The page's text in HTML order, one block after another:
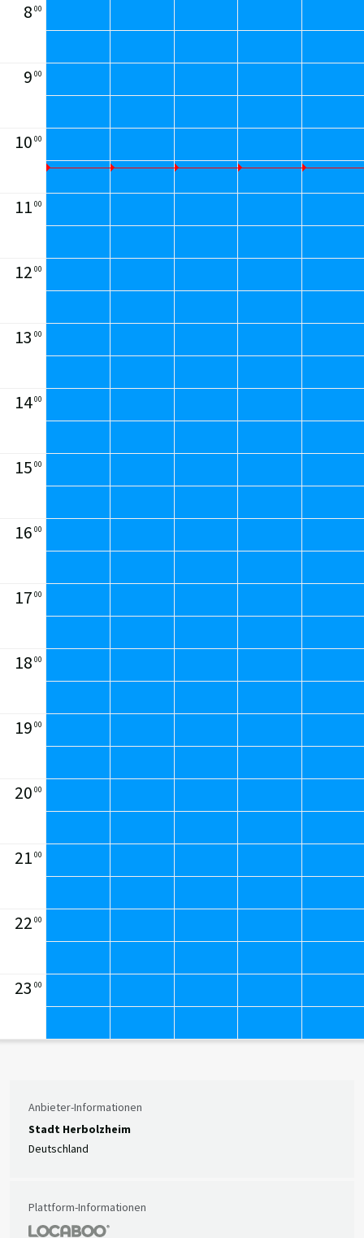
8 00
9 00
10 00
11 00
12 00
13 00
1400
15 00
16 00
17 00
18 00
19 00
20 00
21 00
22 00
23 00
Anbieter-Informationen
Stadt Herbolzheim
Deutschland
Plattform-Informationen